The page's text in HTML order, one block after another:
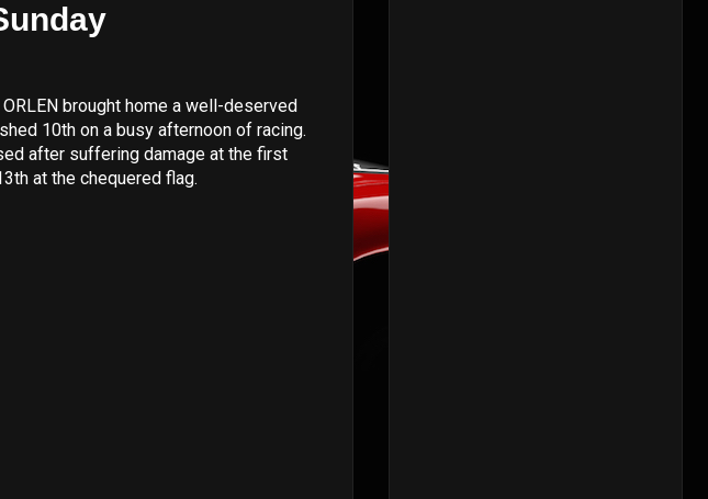
brought home a well-deserved
10th on a busy afternoon of racing.
after suffering damage at the first
at the chequered flag.